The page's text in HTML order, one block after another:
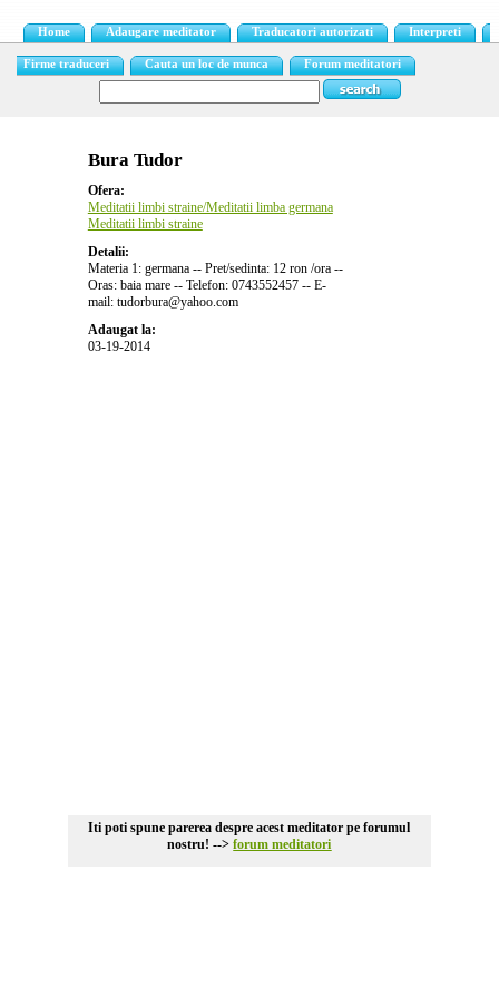
Home Adaugare meditator Traducatori autorizati Interpreti
Firme traduceri Cauta un loc de munca Forum meditatori
Bura Tudor
Ofera:
Meditatii limbi straine/Meditatii limba germana
Meditatii limbi straine
Detalii:
Materia 1: germana -- Pret/sedinta: 12 ron /ora --
Oras: baia mare -- Telefon: 0743552457 -- E-
mail: tudorbura@yahoo.com
Adaugat la:
03-19-2014
Iti poti spune parerea despre acest meditator pe forumul
nostru! -->forum meditatori